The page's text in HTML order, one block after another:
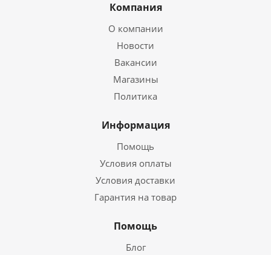
Компания
О компании
Новости
Вакансии
Магазины
Политика
Информация
Помощь
Условия оплаты
Условия доставки
Гарантия на товар
Помощь
Блог